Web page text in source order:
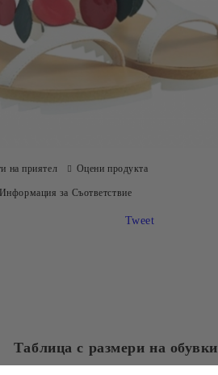
на приятел Оцени продукта
Информация за Съответствие
Tweet
Таблица с размери на обувки